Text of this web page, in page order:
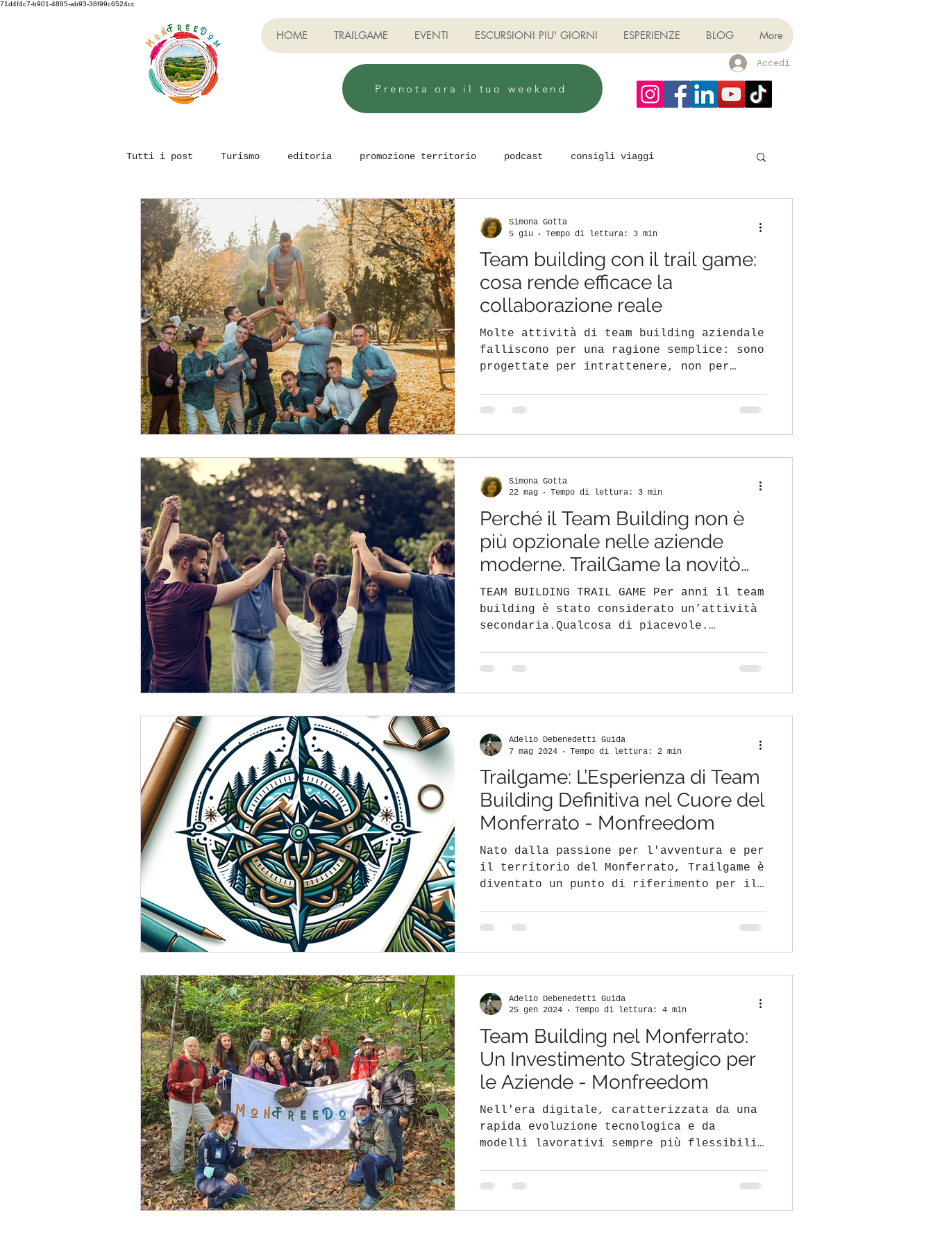
71d4f4c7-b901-4885-ab93-38f99c6524cc
HOME TRAILGAME EVENTI ESCURSIONI PIU' GIORNI ESPERIENZE BLOG More
Accedi
Prenota ora il tuo weekend
Tutti i post Turismo editoria promozione territorio podcast consigli viaggi
Evento Monfreedom Team Building Camminare e stare bene
Team building con il trail game:
cosa rende efficace la
collaborazione reale
Molte attività di team building aziendale
falliscono per una ragione semplice: sono
progettate per intrattenere, non per
esercizio di gruppo può creare un senso
temporaneo di unità. Ma quando le persone
efficace non riguarda il
divertimento.Riguarda il funzionamento.
TEAM BUILDING TRAIL GAME La differenza
tra atti Team building trai
Simona Gotta
5 giu
Tempo di lettura: 3 min
Perché il Team Building non è
più opzionale nelle aziende
moderne. TrailGame la novitò
dell'anno.
TEAM BUILDING TRAIL GAME Per anni il team
building è stato considerato un’attività
secondaria.Qualcosa di piacevole.
già stato fatto. Quell’epoca è finita. Le
aziende di oggi operano in ambienti
frammentata e cambiamento continuo. I
team collaborano tra fusi orari diversi,
si incontrano raramente di persona e
spesso interagiscono più
Simona Gotta
22 mag
Tempo di lettura: 3 min
Trailgame: L’Esperienza di Team
Building Definitiva nel Cuore del
Monferrato - Monfreedom
Nato dalla passione per l'avventura e per
il territorio del Monferrato, Trailgame è
diventato un punto di riferimento per il
Adelio Debenedetti Guida
7 mag 2024
Tempo di lettura: 2 min
Team Building nel Monferrato:
Un Investimento Strategico per
le Aziende - Monfreedom
Nell'era digitale, caratterizzata da una
rapida evoluzione tecnologica e da
modelli lavorativi sempre più flessibili
Adelio Debenedetti Guida
25 gen 2024
Tempo di lettura: 4 min